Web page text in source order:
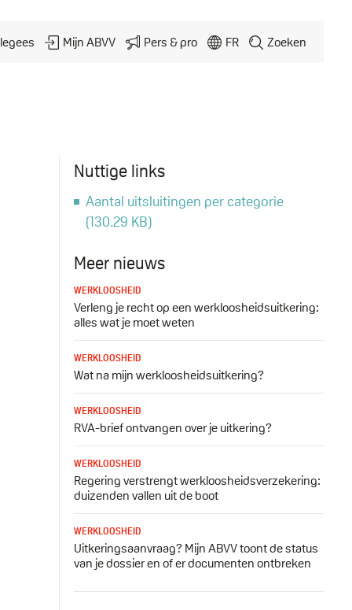
Mijn ABVV Pers & pro FR Zoeken
Nuttige links
Document
Aantal uitsluitingen per categorie
(130.29 KB)
Meer nieuws
WERKLOOSHEID
Verleng je recht op een werkloosheidsuitkering:
alles wat je moet weten
WERKLOOSHEID
Wat na mijn werkloosheidsuitkering?
WERKLOOSHEID
RVA-brief ontvangen over je uitkering?
WERKLOOSHEID
Regering verstrengt werkloosheidsverzekering:
duizenden vallen uit de boot
WERKLOOSHEID
Uitkeringsaanvraag? Mijn ABVV toont de status
van je dossier en of er documenten ontbreken